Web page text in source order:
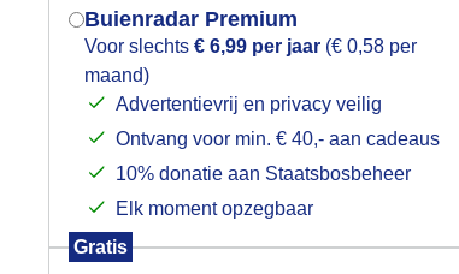
Buienradar Premium
Voor slechts € 6,99 per jaar (€ 0,58 per
maand)
Advertentievrij en privacy veilig
Ontvang voor min. € 40,- aan cadeaus
10% donatie aan Staatsbosbeheer
Elk moment opzegbaar
Gratis
tafereeltje
Mogen we je locatie gebruiken voor
het weer?
Indien je hier nog geen akkoord op hebt
gegeven, verschijnt er zo een pop-up uit